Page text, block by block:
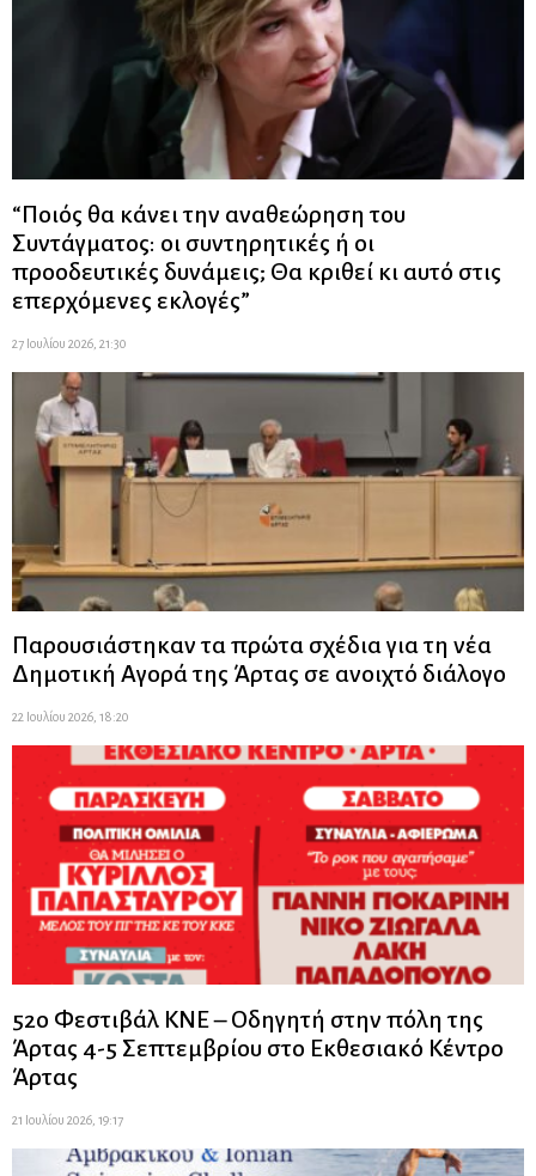
“Ποιός θα κάνει την αναθεώρηση του
Συντάγματος: οι συντηρητικές ή οι
προοδευτικές δυνάμεις; Θα κριθεί κι αυτό στις
επερχόμενες εκλογές”
27 Ιουλίου 2026, 21:30
Παρουσιάστηκαν τα πρώτα σχέδια για τη νέα
Δημοτική Αγορά της Άρτας σε ανοιχτό διάλογο
22 Ιουλίου 2026, 18:20
52ο Φεστιβάλ ΚΝΕ – Οδηγητή στην πόλη της
Άρτας 4-5 Σεπτεμβρίου στο Εκθεσιακό Κέντρο
Άρτας
21 Ιουλίου 2026, 19:17